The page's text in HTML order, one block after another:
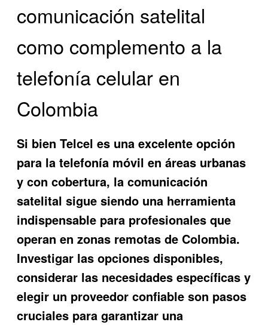
comunicación satelital
como complemento a la
telefonía celular en
Colombia
Si bien Telcel es una excelente opción
para la telefonía móvil en áreas urbanas
y con cobertura, la comunicación
satelital sigue siendo una herramienta
indispensable para profesionales que
operan en zonas remotas de Colombia.
Investigar las opciones disponibles,
considerar las necesidades específicas y
elegir un proveedor confiable son pasos
cruciales para garantizar una